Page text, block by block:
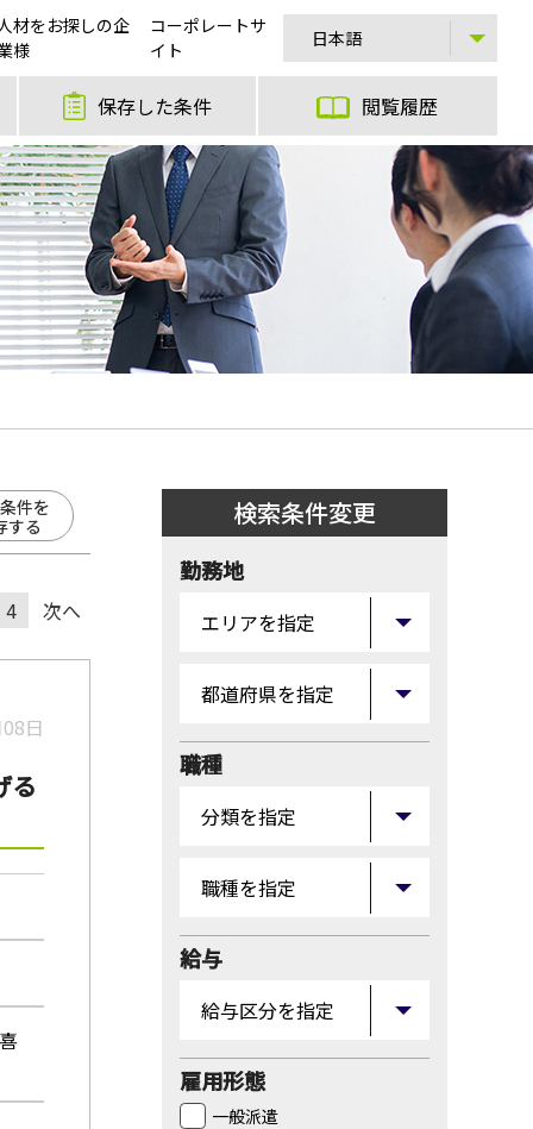
材をお探しの企
様
コーポレートサ
イト
保存した条件 閲覧履歴
件を
する
4 次へ
日
る
検索条件変更
勤務地
職種
給与
雇用形態
一般派遣